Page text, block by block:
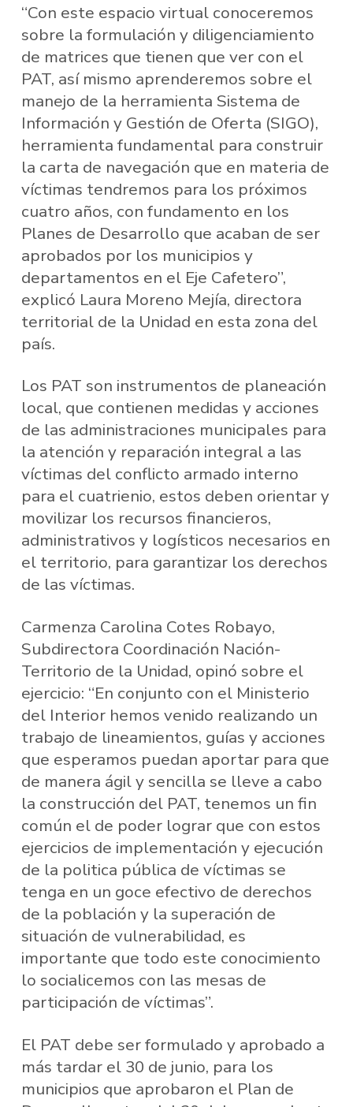
“Con este espacio virtual conoceremos
sobre la formulación y diligenciamiento
de matrices que tienen que ver con el
PAT, así mismo aprenderemos sobre el
manejo de la herramienta Sistema de
Información y Gestión de Oferta (SIGO),
herramienta fundamental para construir
la carta de navegación que en materia de
víctimas tendremos para los próximos
cuatro años, con fundamento en los
Planes de Desarrollo que acaban de ser
aprobados por los municipios y
departamentos en el Eje Cafetero”,
explicó Laura Moreno Mejía, directora
territorial de la Unidad en esta zona del
país.
Los PAT son instrumentos de planeación
local, que contienen medidas y acciones
de las administraciones municipales para
la atención y reparación integral a las
víctimas del conflicto armado interno
para el cuatrienio, estos deben orientar y
movilizar los recursos financieros,
administrativos y logísticos necesarios en
el territorio, para garantizar los derechos
de las víctimas.
Carmenza Carolina Cotes Robayo,
Subdirectora Coordinación Nación-
Territorio de la Unidad, opinó sobre el
ejercicio: “En conjunto con el Ministerio
del Interior hemos venido realizando un
trabajo de lineamientos, guías y acciones
que esperamos puedan aportar para que
de manera ágil y sencilla se lleve a cabo
la construcción del PAT, tenemos un fin
común el de poder lograr que con estos
ejercicios de implementación y ejecución
de la politica pública de víctimas se
tenga en un goce efectivo de derechos
de la población y la superación de
situación de vulnerabilidad, es
importante que todo este conocimiento
lo socialicemos con las mesas de
participación de víctimas”.
El PAT debe ser formulado y aprobado a
más tardar el 30 de junio, para los
municipios que aprobaron el Plan de